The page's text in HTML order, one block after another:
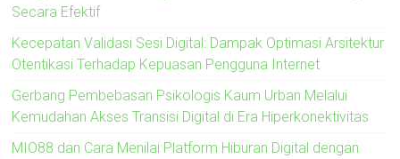
Secara Efektif
Kecepatan Validasi Sesi Digital: Dampak Optimasi Arsitektur
Otentikasi Terhadap Kepuasan Pengguna Internet
Gerbang Pembebasan Psikologis Kaum Urban Melalui
Kemudahan Akses Transisi Digital di Era Hiperkonektivitas
MIO88 dan Cara Menilai Platform Hiburan Digital dengan